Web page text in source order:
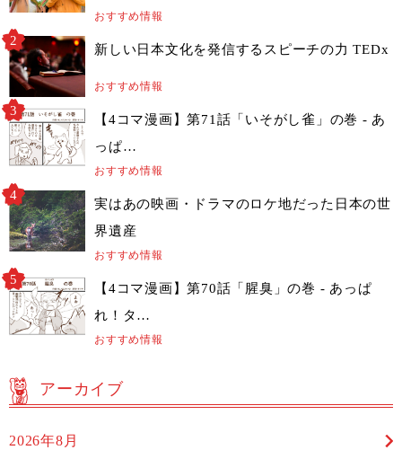
おすすめ情報
新しい日本文化を発信するスピーチの力 TEDx
おすすめ情報
【4コマ漫画】第71話「いそがし雀」の巻 - あ
っぱ…
おすすめ情報
実はあの映画・ドラマのロケ地だった日本の世
界遺産
おすすめ情報
【4コマ漫画】第70話「腥臭」の巻 - あっぱ
れ！タ…
おすすめ情報
アーカイブ
2026年8月